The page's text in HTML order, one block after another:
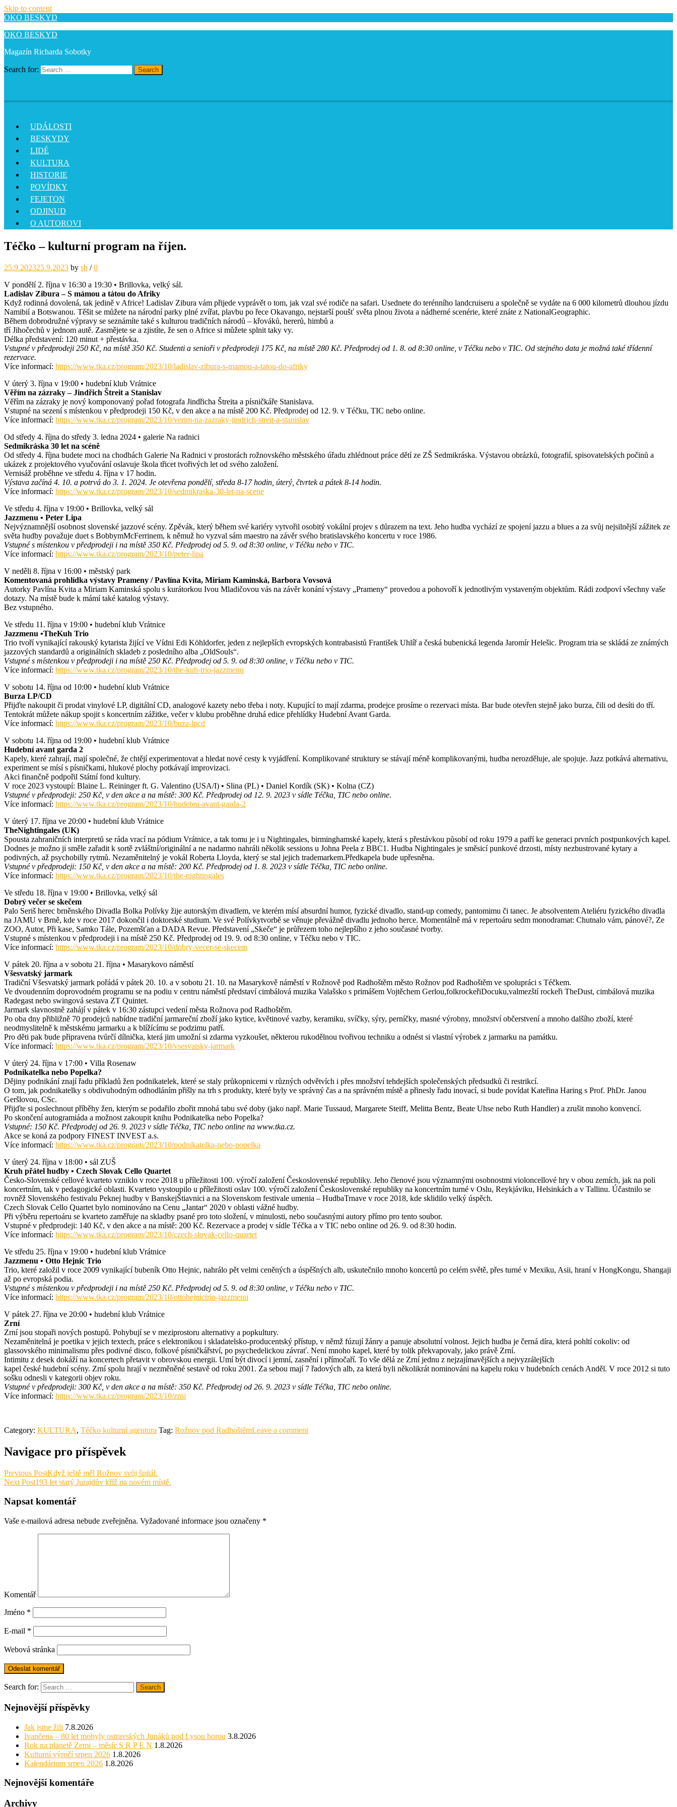
Skip to content
OKO BESKYD
OKO BESKYD
Magazín Richarda Sobotky
Search for: Search
UDÁLOSTI
BESKYDY
LIDÉ
KULTURA
HISTORIE
POVÍDKY
FEJETON
ODJINUD
O AUTOROVI
Téčko – kulturní program na říjen.
25.9.202325.9.2023 by sb / 0
V pondělí 2. října v 16:30 a 19:30 • Brillovka, velký sál.
Ladislav Zibura – S mámou a tátou do Afriky
Když rodinná dovolená, tak jedině v Africe! Ladislav Zibura vám přijede vyprávět o tom, jak vzal své rodiče na safari. Usednete do terénního landcruiseru a společně se vydáte na 6 000 kilometrů dlouhou jízdu
Namibií a Botswanou. Těšit se můžete na národní parky plné zvířat, plavbu po řece Okavango, nejstarší poušť světa plnou života a nádherné scenérie, které znáte z NationalGeographic.
Během dobrodružné výpravy se seznámíte také s kulturou tradičních národů – křováků, hererů, himbů a
tří Jihočechů v jednom autě. Zasmějete se a zjistíte, že sen o Africe si můžete splnit taky vy.
Délka představení: 120 minut + přestávka.
Vstupné v předprodeji 250 Kč, na místě 350 Kč. Studenti a senioři v předprodeji 175 Kč, na místě 280 Kč. Předprodej od 1. 8. od 8:30 online, v Téčku nebo v TIC. Od stejného data je možná také třídenní
rezervace.
Více informací: https://www.tka.cz/program/2023/10/ladislav-zibura-s-mamou-a-tatou-do-afriky
V úterý 3. října v 19:00 • hudební klub Vrátnice
Věřím na zázraky – Jindřich Štreit a Stanislav
Věřím na zázraky je nový komponovaný pořad fotografa Jindřicha Štreita a písničkáře Stanislava.
Vstupné na sezení s místenkou v předprodeji 150 Kč, v den akce a na místě 200 Kč. Předprodej od 12. 9. v Téčku, TIC nebo online.
Více informací: https://www.tka.cz/program/2023/10/verim-na-zazraky-jindrich-streit-a-stanislav
Od středy 4. října do středy 3. ledna 2024 • galerie Na radnici
Sedmikráska 30 let na scéně
Od středy 4. října budete moci na chodbách Galerie Na Radnici v prostorách rožnovského městského úřadu zhlédnout práce dětí ze ZŠ Sedmikráska. Výstavou obrázků, fotografií, spisovatelských počinů a
ukázek z projektového vyučování oslavuje škola třicet tvořivých let od svého založení.
Vernisáž proběhne ve středu 4. října v 17 hodin.
Výstava začíná 4. 10. a potrvá do 3. 1. 2024. Je otevřena pondělí, středa 8-17 hodin, úterý, čtvrtek a pátek 8-14 hodin.
Více informací: https://www.tka.cz/program/2023/10/sedmikraska-30-let-na-scene
Ve středu 4. října v 19:00 • Brillovka, velký sál
Jazzmenu • Peter Lipa
Nejvýznamnější osobnost slovenské jazzové scény. Zpěvák, který během své kariéry vytvořil osobitý vokální projev s důrazem na text. Jeho hudba vychází ze spojení jazzu a blues a za svůj nejsilnější zážitek ze
světa hudby považuje duet s BobbymMcFerrinem, k němuž ho vyzval sám maestro na závěr svého bratislavského koncertu v roce 1986.
Vstupné s místenkou v předprodeji i na místě 350 Kč. Předprodej od 5. 9. od 8:30 online, v Téčku nebo v TIC.
Více informací: https://www.tka.cz/program/2023/10/peter-lipa
V neděli 8. října v 16:00 • městský park
Komentovaná prohlídka výstavy Prameny / Pavlína Kvita, Miriam Kaminská, Barbora Vovsová
Autorky Pavlína Kvita a Miriam Kaminská spolu s kurátorkou Ivou Mladičovou vás na závěr konání výstavy „Prameny“ provedou a pohovoří k jednotlivým vystaveným objektům. Rádi zodpoví všechny vaše
dotazy. Na místě bude k mámí také katalog výstavy.
Bez vstupného.
Ve středu 11. října v 19:00 • hudební klub Vrátnice
Jazzmenu •TheKuh Trio
Trio tvoří vynikající rakouský kytarista žijící ve Vídni Edi Köhldorfer, jeden z nejlepších evropských kontrabasistů František Uhlíř a česká bubenická legenda Jaromír Helešic. Program tria se skládá ze známých
jazzových standardů a originálních skladeb z posledního alba „OldSouls“.
Vstupné s místenkou v předprodeji i na místě 250 Kč. Předprodej od 5. 9. od 8:30 online, v Téčku nebo v TIC.
Více informací: https://www.tka.cz/program/2023/10/the-kuh-trio-jazzmenu
V sobotu 14. října od 10:00 • hudební klub Vrátnice
Burza LP/CD
Přijďte nakoupit či prodat vinylové LP, digitální CD, analogové kazety nebo třeba i noty. Kupující to mají zdarma, prodejce prosíme o rezervaci místa. Bar bude otevřen stejně jako burza, čili od desíti do tří.
Tentokrát můžete nákup spojit s koncertním zážitke, večer v klubu proběhne druhá edice přehlídky Hudební Avant Garda.
Více informací: https://www.tka.cz/program/2023/10/buza-lpcd
V sobotu 14. října od 19:00 • hudební klub Vrátnice
Hudební avant garda 2
Kapely, které zahrají, mají společné, že chtějí experimentovat a hledat nové cesty k vyjádření. Komplikované struktury se stávají méně komplikovanými, hudba nerozděluje, ale spojuje. Jazz potkává alternativu,
experiment se mísí s písničkami, hlukové plochy potkávají improvizaci.
Akci finančně podpořil Státní fond kultury.
V roce 2023 vystoupí: Blaine L. Reininger ft. G. Valentino (USA/I) • Slina (PL) • Daniel Kordík (SK) • Kolna (CZ)
Vstupné v předprodeji: 250 Kč, v den akce a na místě: 300 Kč. Předprodej od 12. 9. 2023 v sídle Téčka, TIC nebo online.
Více informací: https://www.tka.cz/program/2023/10/hudebni-avant-garda-2
V úterý 17. října ve 20:00 • hudební klub Vrátnice
TheNightingales (UK)
Spousta zahraničních interpretů se ráda vrací na pódium Vrátnice, a tak tomu je i u Nightingales, birminghamské kapely, která s přestávkou působí od roku 1979 a patří ke generaci prvních postpunkových kapel.
Dodnes je možno ji směle zařadit k sortě zvláštní/originální a ne nadarmo nahráli několik sessions u Johna Peela z BBC1. Hudba Nightingales je směsicí punkové drzosti, místy nezbustrované kytary a
podivných, až psychobilly rytmů. Nezaměnitelný je vokál Roberta Lloyda, který se stal jejich trademarkem.Předkapela bude upřesněna.
Vstupné v předprodeji: 150 Kč, v den akce a na místě: 200 Kč. Předprodej od 1. 8. 2023 v sídle Téčka, TIC nebo online.
Více informací: https://www.tka.cz/program/2023/10/the-nightingales
Ve středu 18. října v 19:00 • Brillovka, velký sál
Dobrý večer se skečem
Palo Seriš herec brněnského Divadla Bolka Polívky žije autorským divadlem, ve kterém mísí absurdní humor, fyzické divadlo, stand-up comedy, pantomimu či tanec. Je absolventem Ateliéru fyzického divadla
na JAMU v Brně, kde v roce 2017 dokončil i doktorské studium. Ve své Polívkytvorbě se věnuje převážně divadlu jednoho herce. Momentálně má v repertoáru sedm monodramat: Chutnalo vám, pánové?, Ze
ZOO, Autor, Při kase, Samko Tále, Pozemšťan a DADA Revue. Představení „Skeče“ je průřezem toho nejlepšího z jeho současné tvorby.
Vstupné s místenkou v předprodeji i na místě 250 Kč. Předprodej od 19. 9. od 8:30 online, v Téčku nebo v TIC.
Více informací: https://www.tka.cz/program/2023/10/dobry-vecer-se-skecem
V pátek 20. října a v sobotu 21. října • Masarykovo náměstí
Všesvatský jarmark
Tradiční Všesvatský jarmark pořádá v pátek 20. 10. a v sobotu 21. 10. na Masarykově náměstí v Rožnově pod Radhoštěm město Rožnov pod Radhoštěm ve spolupráci s Téčkem.
Ve dvoudenním doprovodném programu se na podiu v centru náměstí představí cimbálová muzika Valašsko s primášem Vojtěchem Gerlou,folkrockeřiDocuku,valmezští rockeři TheDust, cimbálová muzika
Radegast nebo swingová sestava ZT Quintet.
Jarmark slavnostně zahájí v pátek v 16:30 zástupci vedení města Rožnova pod Radhoštěm.
Po oba dny přibližně 70 prodejců nabídne tradiční jarmareční zboží jako kytice, květinové vazby, keramiku, svíčky, sýry, perníčky, masné výrobny, množství občerstvení a mnoho dalšího zboží, které
neodmyslitelně k městskému jarmarku a k blížícímu se podzimu patří.
Pro děti pak bude připravena tvůrčí dílnička, která jim umožní si zdarma vyzkoušet, některou rukodělnou tvořivou techniku a odnést si vlastní výrobek z jarmarku na památku.
Více informací: https://www.tka.cz/program/2023/10/vsesvatsky-jarmark
V úterý 24. října v 17:00 • Villa Rosenaw
Podnikatelka nebo Popelka?
Dějiny podnikání znají řadu příkladů žen podnikatelek, které se staly průkopnicemi v různých odvětvích i přes množství tehdejších společenských předsudků či restrikcí.
O tom, jak podnikatelky s obdivuhodným odhodláním přišly na trh s produkty, které byly ve správný čas a na správném místě a přinesly řadu inovací, si bude povídat Kateřina Haring s Prof. PhDr. Janou
Geršlovou, CSc.
Přijďte si poslechnout příběhy žen, kterým se podařilo zbořit mnohá tabu své doby (jako např. Marie Tussaud, Margarete Steiff, Melitta Bentz, Beate Uhse nebo Ruth Handler) a zrušit mnoho konvencí.
Po skončení autogramiáda a možnost zakoupit knihu Podnikatelka nebo Popelka?
Vstupné: 150 Kč. Předprodej od 26. 9. 2023 v sídle Téčka, TIC nebo online na www.tka.cz.
Akce se koná za podpory FINEST INVEST a.s.
Více informací: https://www.tka.cz/program/2023/10/podnikatelka-nebo-popelka
V úterý 24. října v 18:00 • sál ZUŠ
Kruh přátel hudby • Czech Slovak Cello Quartet
Česko-Slovenské cellové kvarteto vzniklo v roce 2018 u příležitosti 100. výročí založení Československé republiky. Jeho členové jsou významnými osobnostmi violoncellové hry v obou zemích, jak na poli
koncertním, tak v pedagogické oblasti. Kvarteto vystoupilo u příležitosti oslav 100. výročí založení Československé republiky na koncertním turné v Oslu, Reykjáviku, Helsinkách a v Tallinu. Účastnilo se
rovněž Slovenského festivalu Peknej hudby v BanskejŠtiavnici a na Slovenskom festivale umenia – HudbaTrnave v roce 2018, kde sklidilo velký úspěch.
Czech Slovak Cello Quartet bylo nominováno na Cenu „Jantar“ 2020 v oblasti vážné hudby.
Při výběru repertoáru se kvarteto zaměřuje na skladby psané pro toto složení, v minulosti, nebo současnými autory přímo pro tento soubor.
Vstupné v předprodeji: 140 Kč, v den akce a na místě: 200 Kč. Rezervace a prodej v sídle Téčka a v TIC nebo online od 26. 9. od 8:30 hodin.
Více informací: https://www.tka.cz/program/2023/10/czech-slovak-cello-quartet
Ve středu 25. října v 19:00 • hudební klub Vrátnice
Jazzmenu • Otto Hejnic Trio
Trio, které založil v roce 2009 vynikající bubeník Otto Hejnic, nahrálo pět velmi ceněných a úspěšných alb, uskutečnilo mnoho koncertů po celém světě, přes turné v Mexiku, Asii, hraní v HongKongu, Shangaji
až po evropská podia.
Vstupné s místenkou v předprodeji i na místě 250 Kč. Předprodej od 5. 9. od 8:30 online, v Téčku nebo v TIC.
Více informací: https://www.tka.cz/program/2023/10/ottohejnictrio-jazzmenu
V pátek 27. října ve 20:00 • hudební klub Vrátnice
Zrní
Zrní jsou stopaři nových postupů. Pohybují se v meziprostoru alternativy a popkultury.
Nezaměnitelná je poetika v jejich textech, práce s elektronikou i skladatelsko-producentský přístup, v němž fúzují žánry a panuje absolutní volnost. Jejich hudba je černá díra, která pohltí cokoliv: od
glassovského minimalismu přes podivné disco, folkové písničkářství, po psychedelickou závrať. Není mnoho kapel, které by tolik překvapovaly, jako právě Zrní.
Intimitu z desek dokáží na koncertech přetavit v obrovskou energii. Umí být divocí i jemní, zasnění i přímočaří. To vše dělá ze Zrní jednu z nejzajímavějších a nejvyzrálejších
kapel české hudební scény. Zrní spolu hrají v nezměněné sestavě od roku 2001. Za sebou mají 7 řadových alb, za která byli několikrát nominováni na kapelu roku v hudebních cenách Anděl. V roce 2012 si tuto
sošku odnesli v kategorii objev roku.
Vstupné v předprodeji: 300 Kč, v den akce a na místě: 350 Kč. Předprodej od 26. 9. 2023 v sídle Téčka, TIC nebo online.
Více informací: https://www.tka.cz/program/2023/10/zrni
Category: KULTURA, Téčko kulturní agentura Tag: Rožnov pod RadhoštěmLeave a comment
Navigace pro příspěvek
Previous PostKdyž ještě měl Rožnov svůj špitál.
Next Post193 let starý Jurajdův kříž na novém místě.
Napsat komentář
Vaše e-mailová adresa nebude zveřejněna. Vyžadované informace jsou označeny *
Komentář
Jméno *
E-mail *
Webová stránka
Search for: Search
Nejnovější příspěvky
Jak jsme žili 7.8.2026
Ivančena – 80 let mohyly ostravských Junáků pod Lysou horou 3.8.2026
Rok na planetě Zemi – měsíc S R P E N 1.8.2026
Kulturní výročí srpen 2026 1.8.2026
Kalendárium srpen 2026 1.8.2026
Nejnovější komentáře
Archivy